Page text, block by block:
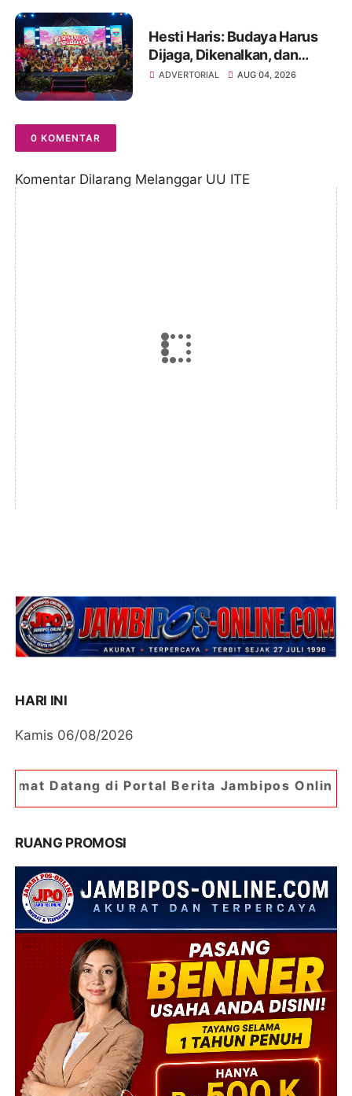
Hesti Haris: Budaya Harus
Dijaga, Dikenalkan, dan
Diwariskan
ADVERTORIAL AUG 04, 2026
0 KOMENTAR
Komentar Dilarang Melanggar UU ITE
HARI INI
Kamis 06/08/2026
Portal Berita Jambipos Online. Portal Berita
RUANG PROMOSI